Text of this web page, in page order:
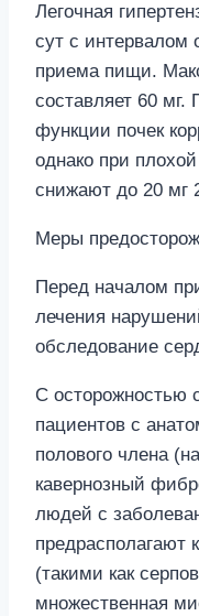
Легочная
сут с интервалом
приема пищи.
составляет 60
функции почек
однако при
снижают до 20 мг
Меры
Перед началом
лечения
обследование
С осторожностью
пациентов с
полового члена
кавернозный
людей с
предрасполагают
(такими как
множественная